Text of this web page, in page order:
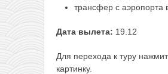
трансфер с аэропорта
Дата вылета: 19.12
Для перехода к туру
картинку.